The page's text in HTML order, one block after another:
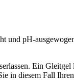
und pH-
Ein
in diesem Fall